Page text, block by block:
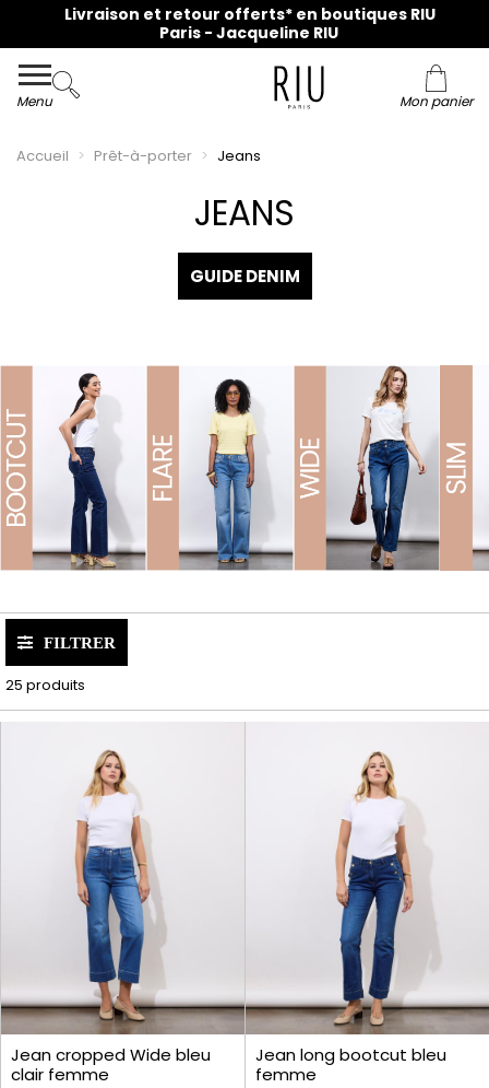
Livraison et retour offerts* en boutiques RIU
Paris - Jacqueline RIU
Menu Mon panier
Accueil Prêt-à-porter Jeans
JEANS
GUIDE DENIM
FILTRER
25 produits
Jean cropped Wide bleu
clair femme
Jean long bootcut bleu
femme